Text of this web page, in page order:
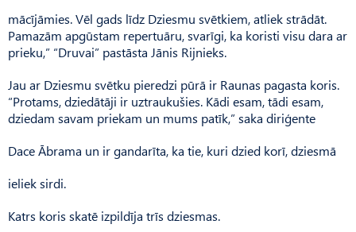
mācījāmies. Vēl gads līdz Dziesmu svētkiem, atliek strādāt.
Pamazām apgūstam repertuāru, svarīgi, ka koristi visu dara ar
prieku,” “Druvai” pastāsta Jānis Rijnieks.
Jau ar Dziesmu svētku pieredzi pūrā ir Raunas pagasta koris.
“Protams, dziedātāji ir uztraukušies. Kādi esam, tādi esam,
dziedam savam priekam un mums patīk,” saka diriģente
Dace Ābrama un ir gandarīta, ka tie, kuri dzied korī, dziesmā
ieliek sirdi.
Katrs koris skatē izpildīja trīs dziesmas.